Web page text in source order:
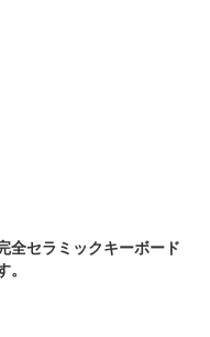
全セラミックキーボード